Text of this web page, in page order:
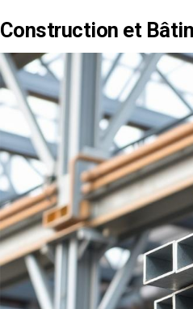
Construction et